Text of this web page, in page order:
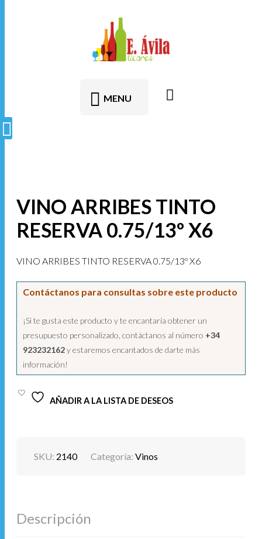
MENU
VINO ARRIBES TINTO
RESERVA 0.75/13º X6
VINO ARRIBES TINTO RESERVA 0.75/13º X6
Contáctanos para consultas sobre este producto
¡Si te gusta este producto y te encantaría obtener un
presupuesto personalizado, contáctanos al número +34
923232162y estaremos encantados de darte más
información!
AÑADIR A LA LISTA DE DESEOS
SKU: 2140 Categoría:Vinos
Descripción